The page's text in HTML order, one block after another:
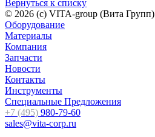
Вернуться к списку
© 2026 (c) VITA-group (Вита Групп)
Оборудование
Материалы
Компания
Запчасти
Новости
Контакты
Инструменты
Специальные Предложения
+7 (495) 980-79-60
sales@vita-corp.ru